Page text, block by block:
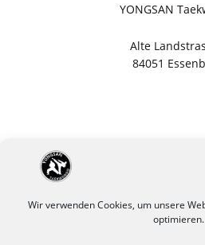
Wir verwenden Cookies, um unsere
optimieren.
YONGSAN
Alte
84051